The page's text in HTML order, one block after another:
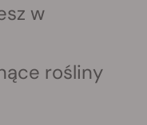
w
rośliny